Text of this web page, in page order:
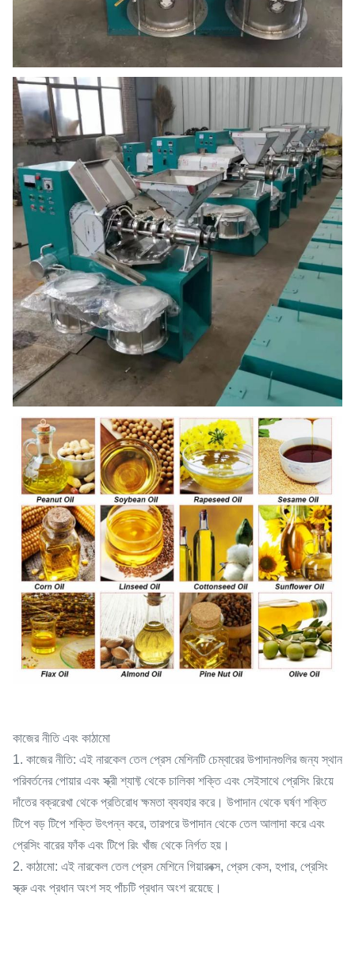
কাজের নীতি এবং কাঠামো
1. কাজের নীতি: এই নারকেল তেল প্রেস মেশিনটি চেম্বারের উপাদানগুলির জন্য স্থান
পরিবর্তনের পোয়ার এবং স্ক্রী শ্যাফ্ট থেকে চালিকা শক্তি এবং সেইসাথে প্রেসিং রিংয়ে
দাঁতের বক্ররেখা থেকে প্রতিরোধ ক্ষমতা ব্যবহার করে। উপাদান থেকে ঘর্ষণ শক্তি
টিপে বড় টিপে শক্তি উৎপন্ন করে, তারপরে উপাদান থেকে তেল আলাদা করে এবং
প্রেসিং বারের ফাঁক এবং টিপে রিং খাঁজ থেকে নির্গত হয়।
2. কাঠামো: এই নারকেল তেল প্রেস মেশিনে গিয়ারবক্স, প্রেস কেস, হপার, প্রেসিং
স্ক্রু এবং প্রধান অংশ সহ পাঁচটি প্রধান অংশ রয়েছে।